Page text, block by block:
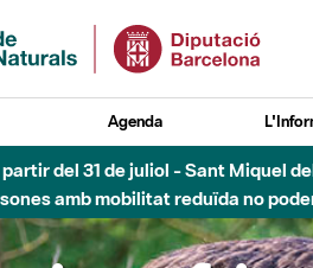
Agenda
del 31 de juliol - Sant Miquel
amb mobilitat reduïda no